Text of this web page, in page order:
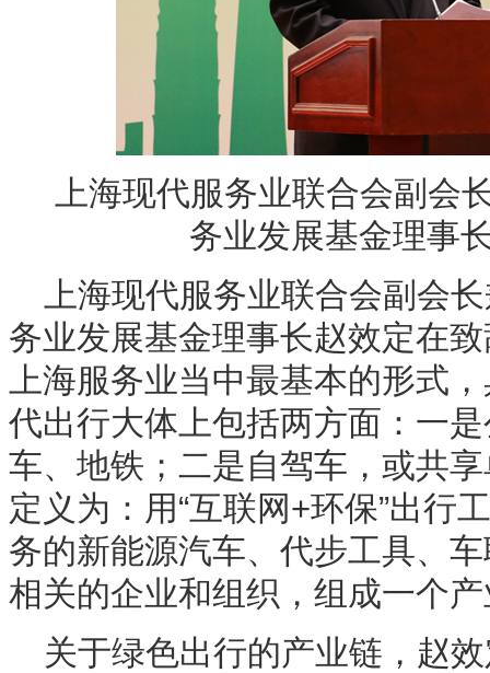
上海现代服务业联合会副会
务业发展基金理事
上海现代服务业联合会副会
务业发展基金理事长赵效定在
上海服务业当中最基本的形式
代出行大体上包括两方面：一
车、地铁；二是自驾车，或共
定义为：用“互联网+环保”出行
务的新能源汽车、代步工具、
相关的企业和组织，组成一个
关于绿色出行的产业链，赵